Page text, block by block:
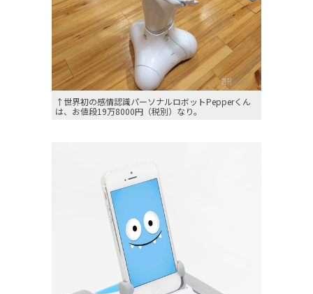
↑世界初の感情認識パーソナルロボットPepperくん
は、お値段19万8000円（税別）なり。